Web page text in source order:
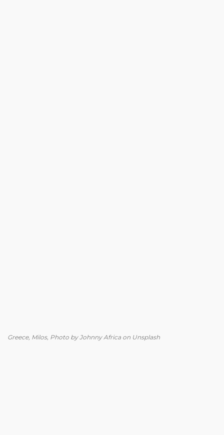
Greece, Milos, Photo by Johnny Africa on Unsplash